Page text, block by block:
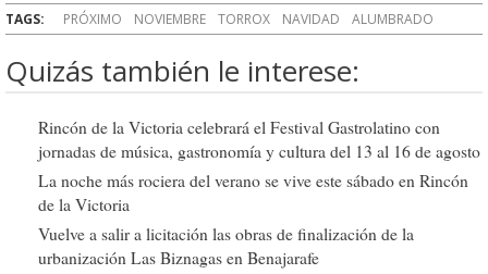
TAGS: PRÓXIMO NOVIEMBRE TORROX NAVIDAD ALUMBRADO
Quizás también le interese:
Rincón de la Victoria celebrará el Festival Gastrolatino con
jornadas de música, gastronomía y cultura del 13 al 16 de agosto
La noche más rociera del verano se vive este sábado en Rincón
de la Victoria
Vuelve a salir a licitación las obras de finalización de la
urbanización Las Biznagas en Benajarafe